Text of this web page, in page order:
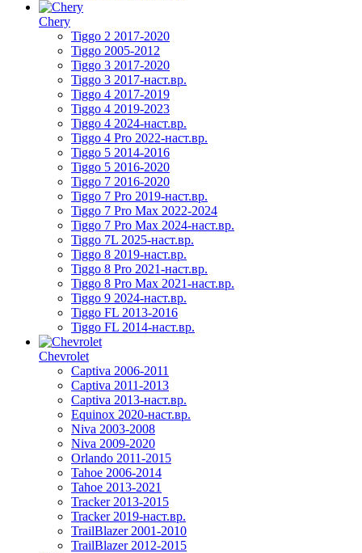
Chery
Tiggo 2 2017-2020
Tiggo 2005-2012
Tiggo 3 2017-2020
Tiggo 3 2017-наст.вр.
Tiggo 4 2017-2019
Tiggo 4 2019-2023
Tiggo 4 2024-наст.вр.
Tiggo 4 Pro 2022-наст.вр.
Tiggo 5 2014-2016
Tiggo 5 2016-2020
Tiggo 7 2016-2020
Tiggo 7 Pro 2019-наст.вр.
Tiggo 7 Pro Max 2022-2024
Tiggo 7 Pro Max 2024-наст.вр.
Tiggo 7L 2025-наст.вр.
Tiggo 8 2019-наст.вр.
Tiggo 8 Pro 2021-наст.вр.
Tiggo 8 Pro Max 2021-наст.вр.
Tiggo 9 2024-наст.вр.
Tiggo FL 2013-2016
Tiggo FL 2014-наст.вр.
Chevrolet
Captiva 2006-2011
Captiva 2011-2013
Captiva 2013-наст.вр.
Equinox 2020-наст.вр.
Niva 2003-2008
Niva 2009-2020
Orlando 2011-2015
Tahoe 2006-2014
Tahoe 2013-2021
Tracker 2013-2015
Tracker 2019-наст.вр.
TrailBlazer 2001-2010
TrailBlazer 2012-2015